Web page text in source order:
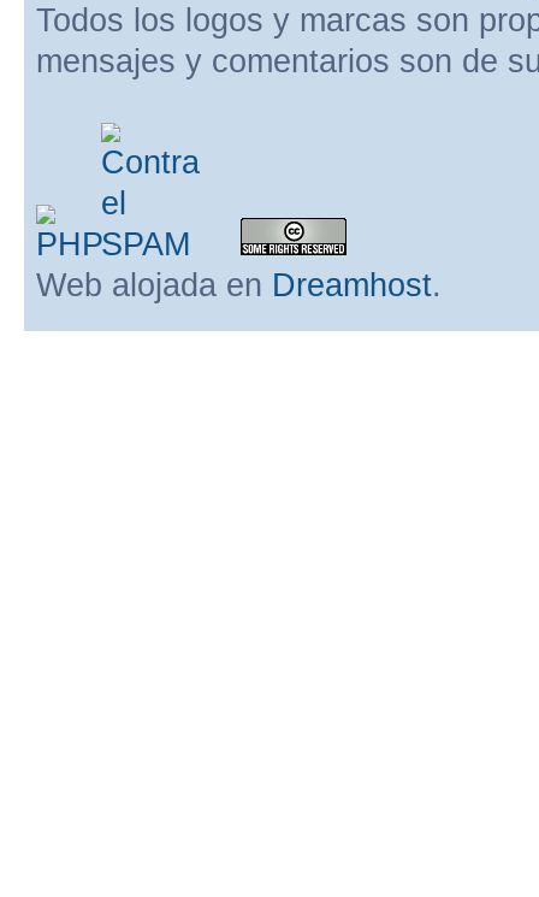
Todos los logos y marcas son
mensajes y comentarios son de
Web alojada en Dreamhost.